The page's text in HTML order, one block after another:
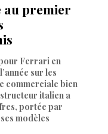
au premier
Ferrari en
sur les
commerciale bien
italien a
portée par
modèles